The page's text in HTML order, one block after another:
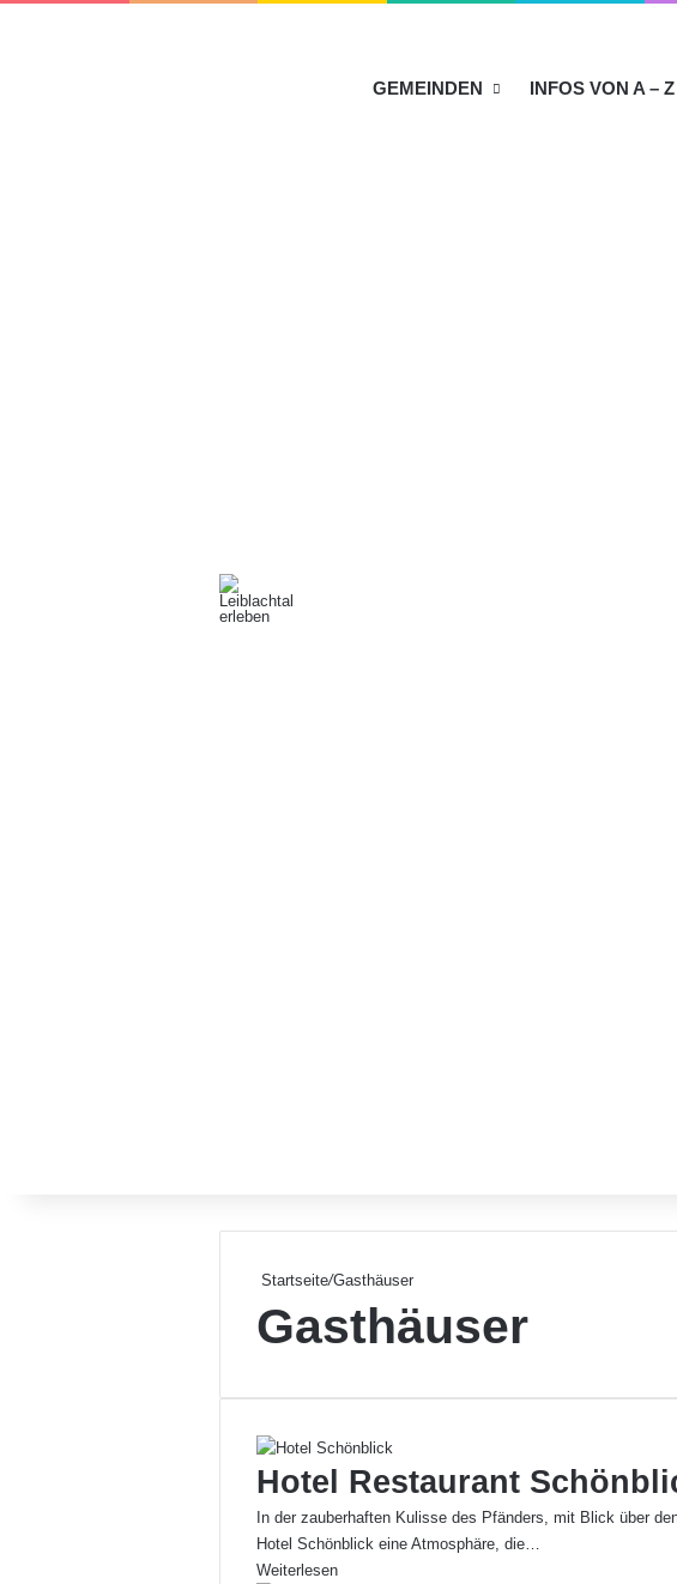
HOMEGEMEINDEN INFOS VON A – Z
Startseite/Gasthäuser
Gasthäuser
Hotel Restaurant
In der zauberhaften Kulisse des Pfänders, mit Blick über
Hotel Schönblick eine Atmosphäre, die…
Weiterlesen